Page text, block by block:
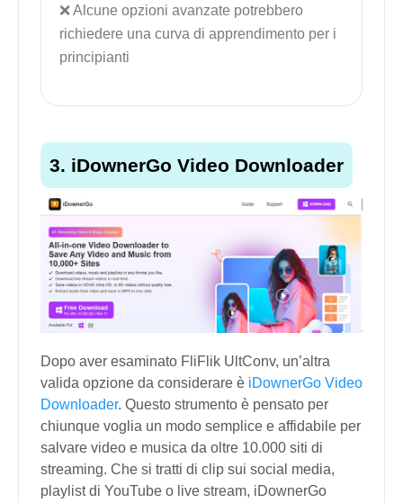
Alcune opzioni avanzate potrebbero
richiedere una curva di apprendimento per i
principianti
3. iDownerGo Video Downloader
Dopo aver esaminato FliFlik UltConv, un’altra
valida opzione da considerare è iDownerGo Video
Downloader. Questo strumento è pensato per
chiunque voglia un modo semplice e affidabile per
salvare video e musica da oltre 10.000 siti di
streaming. Che si tratti di clip sui social media,
playlist di YouTube o live stream, iDownerGo